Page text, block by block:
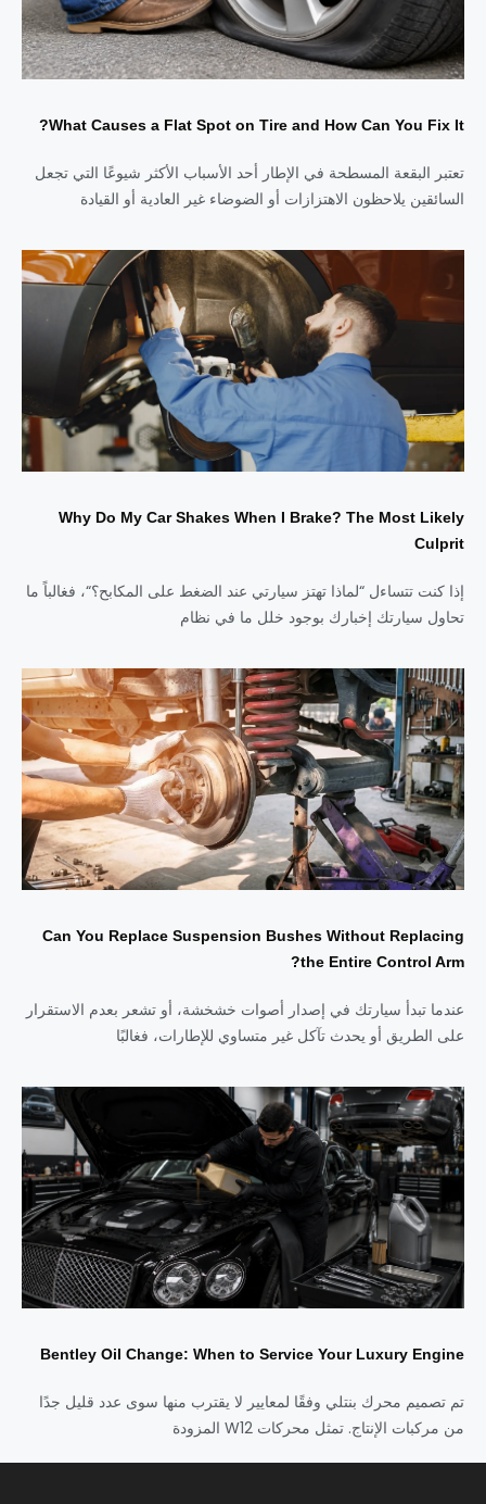
What Causes a Flat Spot on Tire and How Can You Fix It?
تعتبر البقعة المسطحة في الإطار أحد الأسباب الأكثر شيوعًا التي تجعل
السائقين يلاحظون الاهتزازات أو الضوضاء غير العادية أو القيادة
Why Do My Car Shakes When I Brake? The Most Likely
Culprit
إذا كنت تتساءل “لماذا تهتز سيارتي عند الضغط على المكابح؟“، فغالباً ما
تحاول سيارتك إخبارك بوجود خلل ما في نظام
Can You Replace Suspension Bushes Without Replacing
the Entire Control Arm?
عندما تبدأ سيارتك في إصدار أصوات خشخشة، أو تشعر بعدم الاستقرار
على الطريق أو يحدث تآكل غير متساوي للإطارات، فغالبًا
Bentley Oil Change: When to Service Your Luxury Engine
تم تصميم محرك بنتلي وفقًا لمعايير لا يقترب منها سوى عدد قليل جدًا
من مركبات الإنتاج. تمثل محركات W12 المزودة